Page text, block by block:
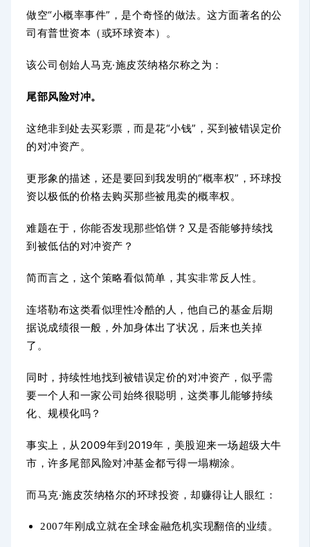
做空“小概率事件”，是个奇怪的做法。这方面著名的公
司有普世资本（或环球资本）。
该公司创始人马克·施皮茨纳格尔称之为：
尾部风险对冲。
这绝非到处去买彩票，而是花“小钱”，买到被错误定价
的对冲资产。
更形象的描述，还是要回到我发明的“概率权”，环球投
资以极低的价格去购买那些被甩卖的概率权。
难题在于，你能否发现那些馅饼？又是否能够持续找
到被低估的对冲资产？
简而言之，这个策略看似简单，其实非常反人性。
连塔勒布这类看似理性冷酷的人，他自己的基金后期
据说成绩很一般，外加身体出了状况，后来也关掉
了。
同时，持续性地找到被错误定价的对冲资产，似乎需
要一个人和一家公司始终很聪明，这类事儿能够持续
化、规模化吗？
事实上，从2009年到2019年，美股迎来一场超级大牛
市，许多尾部风险对冲基金都亏得一塌糊涂。
而马克·施皮茨纳格尔的环球投资，却赚得让人眼红：
2007年刚成立就在全球金融危机实现翻倍的业绩。